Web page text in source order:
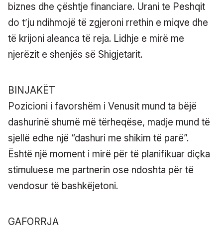
biznes dhe çështje financiare. Urani te Peshqit
do t’ju ndihmojë të zgjeroni rrethin e miqve dhe
të krijoni aleanca të reja. Lidhje e mirë me
njerëzit e shenjës së Shigjetarit.
BINJAKËT
Pozicioni i favorshëm i Venusit mund ta bëjë
dashurinë shumë më tërheqëse, madje mund të
sjellë edhe një “dashuri me shikim të parë”.
Është një moment i mirë për të planifikuar diçka
stimuluese me partnerin ose ndoshta për të
vendosur të bashkëjetoni.
GAFORRJA